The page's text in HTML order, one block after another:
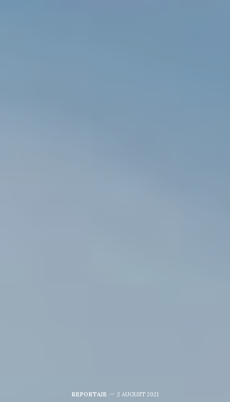
REPORTAJE 2 AUGUST 2021